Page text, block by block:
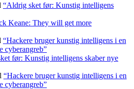
“Aldrig sket før: Kunstig intelligens
Keane: They will get more
“Hackere bruger kunstig intelligens i en
cyberangreb”
før: Kunstig intelligens skaber nye
“Hackere bruger kunstig intelligens i en
cyberangreb”